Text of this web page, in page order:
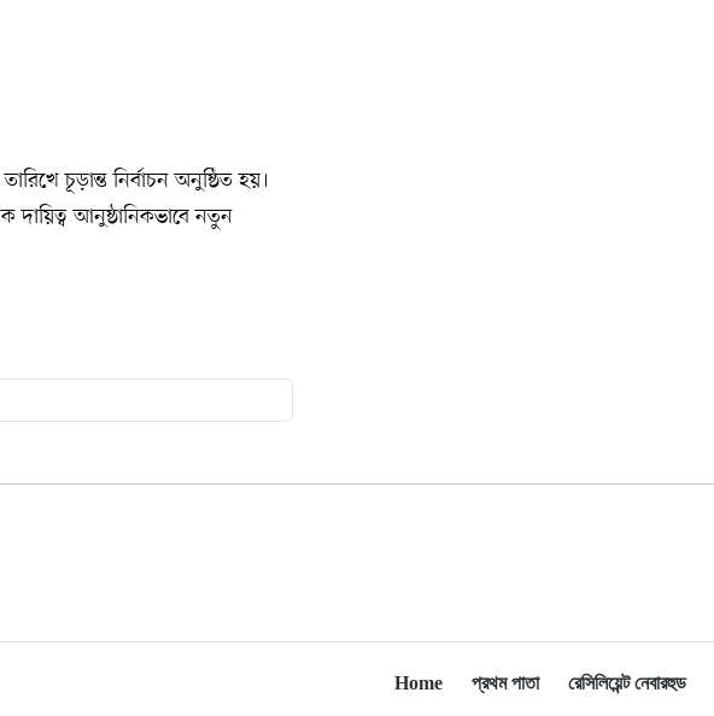
চূড়ান্ত নির্বাচন অনুষ্ঠিত হয়।
দায়িত্ব আনুষ্ঠানিকভাবে নতুন
Home প্রথম পাতা রেসিলিয়েন্ট নেবারহুড